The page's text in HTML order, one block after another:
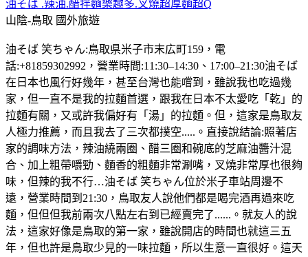
油そば .辣油.醋拌麵樂趣多.叉燒超厚麵超Q
山陰-鳥取 國外旅遊
油そば 笑ちゃん:鳥取県米子市末広町159，電
話:+81859302992，營業時間:11:30–14:30、17:00–21:30油そば
在日本也風行好幾年，甚至台灣也能嚐到，雖說我也吃過幾
家，但一直不是我的拉麵首選，跟我在日本不太愛吃「乾」的
拉麵有關，又或許我偏好有「湯」的拉麵。但，這家是鳥取友
人極力推薦，而且我去了三次都撲空.....。直接說結論:照著店
家的調味方法，辣油繞兩圈、醋三圈和碗底的芝麻油醬汁混
合、加上粗帶嚼勁、麵香的粗麵非常涮嘴，叉燒非常厚也很夠
味，但辣的我不行…油そば 笑ちゃん位於米子車站周邊不
遠，營業時間到21:30，鳥取友人說他們都是喝完酒再過來吃
麵，但但但我前兩次八點左右到已經賣完了......。就友人的說
法，這家好像是鳥取的第一家，雖說開店的時間也就這三五
年，但也許是鳥取少見的一味拉麵，所以生意一直很好。這天